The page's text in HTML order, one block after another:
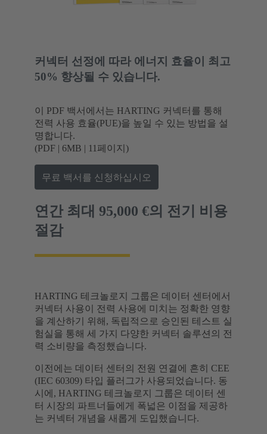
커넥터 선정에 따라 에너지 효율이 최고
50% 향상될 수 있습니다.
이 PDF 백서에서는 HARTING 커넥터를 통해
전력 사용 효율(PUE)을 높일 수 있는 방법을 설
명합니다.
(PDF | 6MB | 11페이지)
무료 백서를 신청하십시오
연간 최대 95,000 €의 전기 비용
절감
HARTING 테크놀로지 그룹은 데이터 센터에서
커넥터 사용이 전력 사용에 미치는 정확한 영향
을 계산하기 위해, 독립적으로 승인된 테스트 실
험실을 통해 세 가지 다양한 커넥터 솔루션의 전
력 소비량을 측정했습니다.
이전에는 데이터 센터의 전원 연결에 흔히 CEE
(IEC 60309) 타입 플러그가 사용되었습니다. 동
시에, HARTING 테크놀로지 그룹은 데이터 센
터 시장의 파트너들에게 폭넓은 이점을 제공하
는 커넥터 개념을 새롭게 도입했습니다.